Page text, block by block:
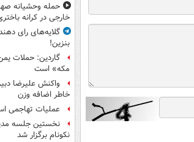
حمله وحشیانه
خارجی در کرانه
گلایه‌های رای
بنزین!
گاردین: حملات
مکه» است
واکنش علیرضا
خاطر اضافه وزن
عملیات تهاجمی
نخستین جلسه
نکونام برگزار شد